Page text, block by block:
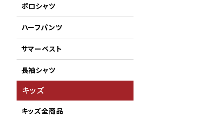
ポロシャツ
ハーフパンツ
サマーベスト
長袖シャツ
キッズ
キッズ全商品